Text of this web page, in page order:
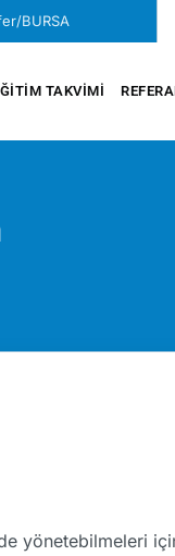
BURSA
TAKVIMI
yönetebilmeleri